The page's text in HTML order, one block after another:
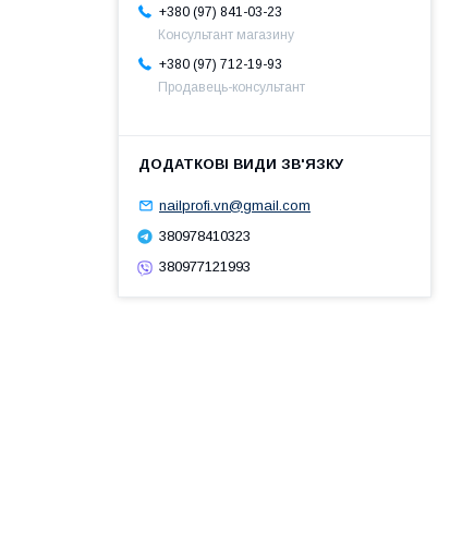
+380 (97) 841-03-23
Консультант магазину
+380 (97) 712-19-93
Продавець-консультант
nailprofi.vn@gmail.com
380978410323
380977121993